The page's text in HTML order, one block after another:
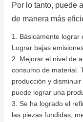
Por lo tanto, puede
de manera más
1. Básicamente lograr
Lograr bajas
2. Mejorar el nivel de
consumo de material.
producción y
puede lograr una
3. Se ha logrado el
las piezas fundidas,